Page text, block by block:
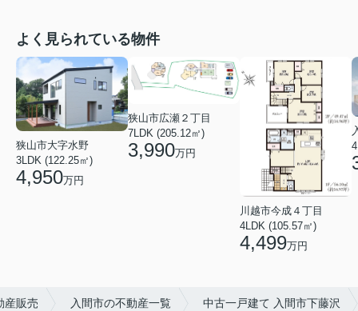
よく見られている物件
狭山市大字水野
3LDK (122.25㎡)
4,950万円
狭山市広瀬２丁目
7LDK (205.12㎡)
3,990万円
川越市今成４丁目
4LDK (105.57㎡)
4,499万円
産販売 入間市の不動産一覧 中古一戸建て 入間市下藤沢